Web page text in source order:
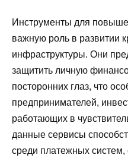
Инструменты для
важную роль в развитии
инфраструктуры. Они
защитить личную
посторонних глаз, что
предпринимателей,
работающих в
данные сервисы
среди платежных